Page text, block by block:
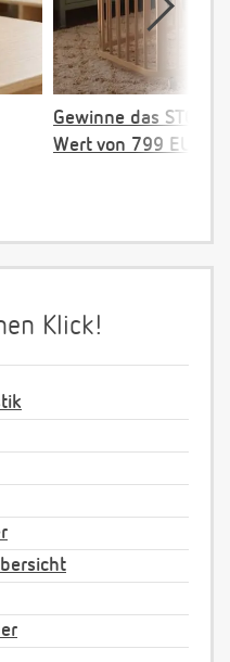
Gewinne das
Wert von 799 EUR
Klick!